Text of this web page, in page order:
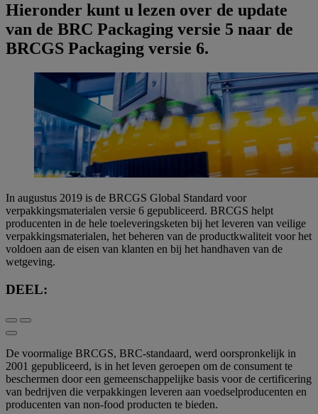
Hieronder kunt u lezen over de update
van de BRC Packaging versie 5 naar de
BRCGS Packaging versie 6.
In augustus 2019 is de BRCGS Global Standard voor
verpakkingsmaterialen versie 6 gepubliceerd. BRCGS helpt
producenten in de hele toeleveringsketen bij het leveren van veilige
verpakkingsmaterialen, het beheren van de productkwaliteit voor het
voldoen aan de eisen van klanten en bij het handhaven van de
wetgeving.
DEEL:
De voormalige BRCGS, BRC-standaard, werd oorspronkelijk in
2001 gepubliceerd, is in het leven geroepen om de consument te
beschermen door een gemeenschappelijke basis voor de certificering
van bedrijven die verpakkingen leveren aan voedselproducenten en
producenten van non-food producten te bieden.